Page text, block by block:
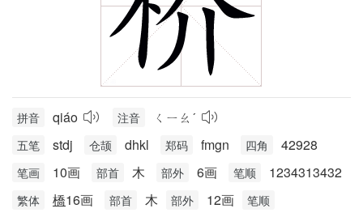
拼音 qiáo 注音 ㄑㄧㄠˊ
五笔 stdj 仓颉 dhkl 郑码 fmgn 四角 42928
笔画 10画 部首 木 部外 6画 笔顺 1234313432
繁体 橋16画 部首 木 部外 12画 笔顺